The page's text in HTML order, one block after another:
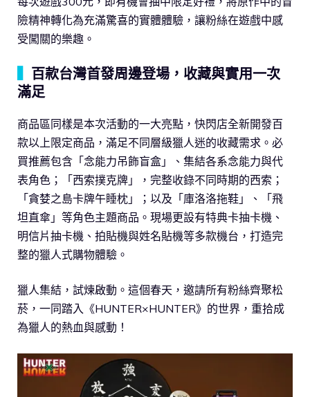
險精神轉化為充滿驚喜的實體體驗，讓粉絲在遊戲中感
受闖關的樂趣。
百款台灣首發周邊登場，收藏與實用一次
滿足
商品區同樣是本次活動的一大亮點，快閃店全新開發百
款以上限定商品，滿足不同層級獵人迷的收藏需求。必
買推薦包含「念能力吊飾盲盒」、集結各系念能力與代
表角色；「西索撲克牌」，完整收錄不同時期的西索；
「貪婪之島卡牌午睡枕」；以及「庫洛洛拖鞋」、「飛
坦直傘」等角色主題商品。現場更設有特典卡抽卡機、
明信片抽卡機、拍貼機與姓名貼機等多款機台，打造完
整的獵人式購物體驗。
獵人集結，試煉啟動。這個春天，邀請所有粉絲齊聚松
菸，一同踏入《HUNTER×HUNTER》的世界，重拾成
為獵人的熱血與感動！